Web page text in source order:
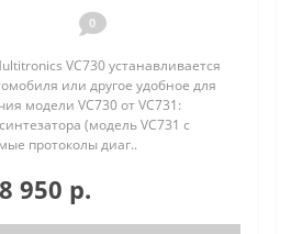
0
VC730 устанавливается
или другое удобное для
модели VC730 от VC731:
(модель VC731 с
протоколы диаг..
8 950 р.